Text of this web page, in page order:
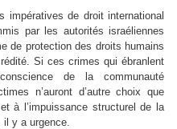
impératives de droit international
par les autorités israéliennes
de protection des droits humains
Si ces crimes qui ébranlent
de la communauté
n’auront d’autre choix que
à l’impuissance structurel de la
il y a urgence.